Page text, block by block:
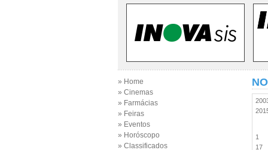
» Home
» Cinemas
» Farmácias
» Feiras
» Eventos
» Horóscopo
» Classificados
1
17